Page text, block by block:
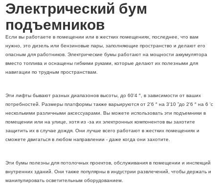
Электрический бум
подъемников
Если вы работаете в помещении или в жестких помещениях, последнее, что вам
нужно, это дизель или бензиновые пары, заполняющие пространство и делают его
опасным для работников. Электрические бумы работают на мощности аккумулятора
вместо топлива и оснащены гибкими руками, которые делают их полезными для
навигации по трудным пространствам.
Эти лифты бывают разных диапазонов высоты, до 60'4 ″, в зависимости от ваших
потребностей. Размеры платформы также варьируются от 2'6 ″ на 3'10 ”до 2'6 ″ на 6 'с
несколькими различными аксессуарами. Вы можете использовать эти подъемники в
помещении или на улице, хотя из -за их электронных компонентов вы захотите
защитить их в случае дождя. Они лучше всего работают в жестких помещениях и
сможете двигаться в любом направлении - даже когда они захотите.
Эти бумы полезны для потолочных проектов, обслуживания в помещении и инспекций
внутренних зданий. Они также популярны в индустрии развлечений, чтобы держать и
манипулировать осветительным оборудованием.